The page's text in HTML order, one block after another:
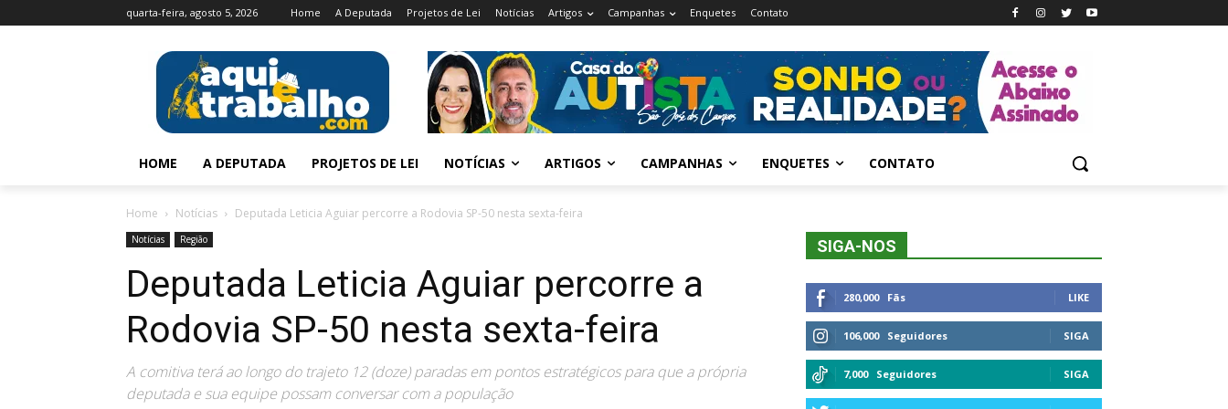
quarta-feira, agosto 5, 2026 Home A Deputada Projetos de Lei Notícias Artigos Campanhas Enquetes Contato
HOME A DEPUTADA PROJETOS DE LEI NOTÍCIAS ARTIGOS CAMPANHAS ENQUETES CONTATO
Home Notícias Deputada Leticia Aguiar percorre a Rodovia SP-50 nesta sexta-feira
Notícias Região
Deputada Leticia Aguiar percorre a
Rodovia SP-50 nesta sexta-feira
A comitiva terá ao longo do trajeto 12 (doze) paradas em pontos estratégicos para que a própria
deputada e sua equipe possam conversar com a população
SIGA-NOS
280,000 Fãs LIKE
106,000 Seguidores SIGA
7,000 Seguidores SIGA